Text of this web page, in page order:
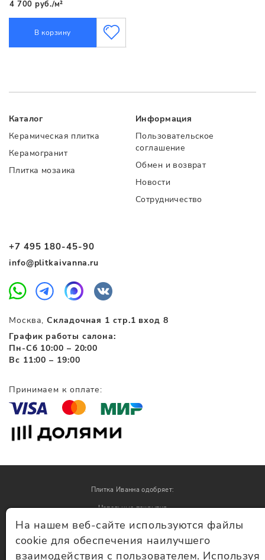
4 700 руб./м²
В корзину
+7 495 180-45-90
info@plitkaivanna.ru
Москва,Складочная 1 стр.1 вход 8
График работы салона:
Пн-Сб 10:00 – 20:00
Вс 11:00 – 19:00
Каталог
Керамическая плитка
Керамогранит
Плитка мозаика
Информация
Пользовательское
соглашение
Обмен и возврат
Новости
Сотрудничество
Принимаем к оплате:
Плитка Иванна одобряет:
Напольные покрытия
Обои
На нашем веб-сайте используются файлы
cookie для обеспечения наилучшего
взаимодействия с пользователем. Используя